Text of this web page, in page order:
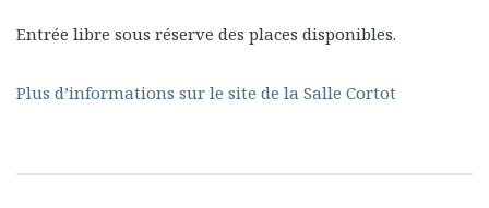
Entrée libre sous réserve des places disponibles.
Plus d’informations sur le site de la Salle Cortot